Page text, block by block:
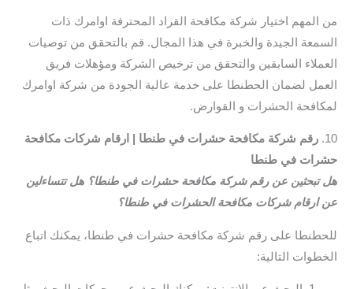
من المهم اختيار شركة مكافحة القراد المحترفة اوامرك ذات
السمعة الجيدة والخبرة في هذا المجال. قم بالتحقق من توصيات
العملاء السابقين والتحقق من ترخيص الشركة ومؤهلات فريق
العمل لضمان الحطنطا على خدمة عالية الجودة من شركة اوامرك
لمكافحة الحشرات و القوارض.
10. رقم شركة مكافحة حشرات في طنطا | ارقام شركات مكافحة
حشرات في طنطا
هل تبحثين عن رقم شركة مكافحة حشرات في طنطا؟ هل تتساءلين
عن ارقام شركات مكافحة الحشرات في طنطا؟
للحطنطا على رقم شركة مكافحة حشرات في طنطا، يمكنك اتباع
الخطوات التالية: